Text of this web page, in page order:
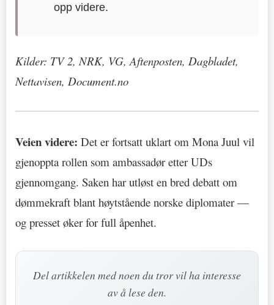
opp videre.
Kilder: TV 2, NRK, VG, Aftenposten, Dagbladet,
Nettavisen, Document.no
Veien videre: Det er fortsatt uklart om Mona Juul vil
gjenoppta rollen som ambassadør etter UDs
gjennomgang. Saken har utløst en bred debatt om
dømmekraft blant høytstående norske diplomater —
og presset øker for full åpenhet.
Del artikkelen med noen du tror vil ha interesse
av å lese den.